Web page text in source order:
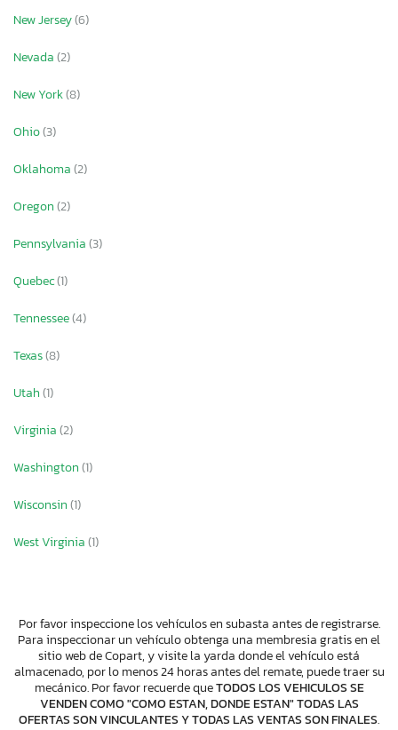
New Jersey(6)
Nevada(2)
New York(8)
Ohio(3)
Oklahoma(2)
Oregon(2)
Pennsylvania(3)
Quebec(1)
Tennessee(4)
Texas(8)
Utah(1)
Virginia(2)
Washington(1)
Wisconsin(1)
West Virginia(1)
Por favor inspeccione los vehículos en subasta antes de registrarse.
Para inspeccionar un vehículo obtenga una membresia gratis en el
sitio web de Copart, y visite la yarda donde el vehículo está
almacenado, por lo menos 24 horas antes del remate, puede traer su
mecánico. Por favor recuerde queTODOS LOS VEHICULOS SE
VENDEN COMO "COMO ESTAN, DONDE ESTAN" TODAS LAS
OFERTAS SON VINCULANTES Y TODAS LAS VENTAS SON FINALES.